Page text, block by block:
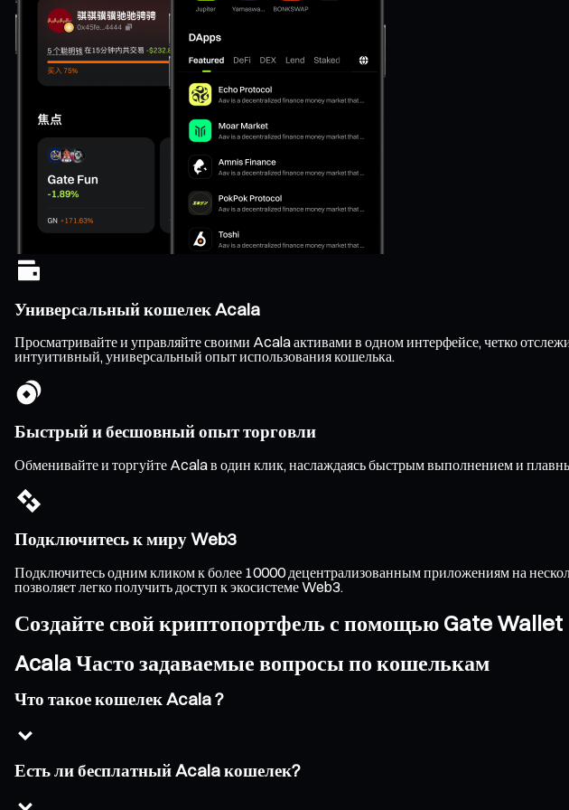
Универсальный кошелек Acala
Просматривайте и управляйте своими Acala активами в одном интерфейсе, четко
интуитивный, универсальный опыт использования кошелька.
Быстрый и бесшовный опыт торговли
Обменивайте и торгуйте Acala в один клик, наслаждаясь быстрым выполнением и
Подключитесь к миру Web3
Подключитесь одним кликом к более 10000 децентрализованным приложениям на
позволяет легко получить доступ к экосистеме Web3.
Создайте свой криптопортфель с помощью Gate Wallet
Acala Часто задаваемые вопросы по кошелькам
Что такое кошелек Acala ?
Есть ли бесплатный Acala кошелек?